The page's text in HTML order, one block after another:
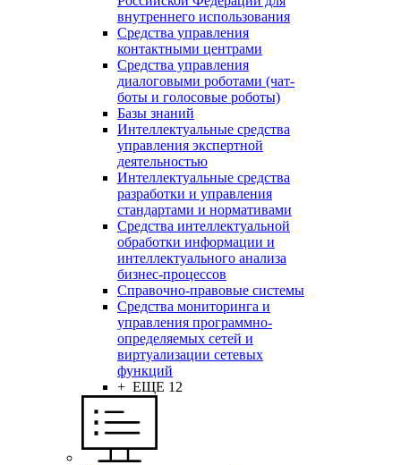
внутреннего использования
Средства управления
контактными центрами
Средства управления
диалоговыми роботами (чат-
боты и голосовые роботы)
Базы знаний
Интеллектуальные средства
управления экспертной
деятельностью
Интеллектуальные средства
разработки и управления
стандартами и нормативами
Средства интеллектуальной
обработки информации и
интеллектуального анализа
бизнес-процессов
Справочно-правовые системы
Средства мониторинга и
управления программно-
определяемых сетей и
виртуализации сетевых
функций
+ ЕЩЕ 12